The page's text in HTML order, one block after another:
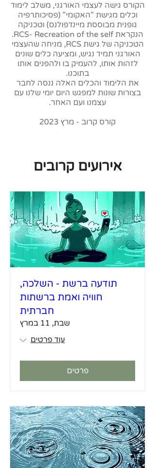
הקורס גישה לעצמי האורגני, משלב לימוד
וכלים מגישת "האקומי" (פסיכותרפיה
גופנית מבוססת מיינדפולנס) וטכניקה
הנקראת RCS- Recreation of the self.
הטכניקה של גישת RCS, מניחה שהעצמי
האורגני תמיד נגיש, ומציעה כלים שונים
לזהות אותו, להעמיק בו ולהפנים אותו
בתוכנו.
את הלימוד והכלים האלה ננסה לחבר
בצורות שונות למפגש היום יומי שלנו עם
עצמנו ועם האחר.
קורס קרוב - מרץ 2023
אירועים קרובים
תודעה ברשת - השלכה,
חוויה ואמת ברשתות
חברתית
שבת, 11 במרץ
עוד פרטים
פרטים